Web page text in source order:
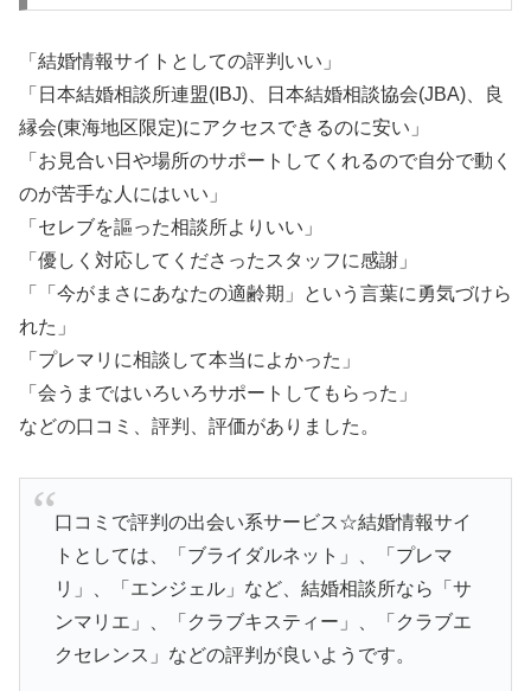
「結婚情報サイトとしての評判いい」
「日本結婚相談所連盟(IBJ)、日本結婚相談協会(JBA)、良
縁会(東海地区限定)にアクセスできるのに安い」
「お見合い日や場所のサポートしてくれるので自分で動く
のが苦手な人にはいい」
「セレブを謳った相談所よりいい」
「優しく対応してくださったスタッフに感謝」
「「今がまさにあなたの適齢期」という言葉に勇気づけら
れた」
「プレマリに相談して本当によかった」
「会うまではいろいろサポートしてもらった」
などの口コミ、評判、評価がありました。
口コミで評判の出会い系サービス☆結婚情報サイ
トとしては、「ブライダルネット」、「プレマ
リ」、「エンジェル」など、結婚相談所なら「サ
ンマリエ」、「クラブキスティー」、「クラブエ
クセレンス」などの評判が良いようです。